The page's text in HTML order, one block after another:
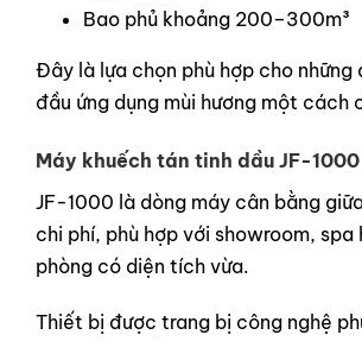
Bao phủ khoảng 200–300m³
Đây là lựa chọn phù hợp cho những
đầu ứng dụng mùi hương một cách
Máy khuếch tán tinh dầu JF-1000
JF-1000 là dòng máy cân bằng
chi phí, phù hợp với showroom, spa
phòng có diện tích vừa.
Thiết bị được trang bị công nghệ